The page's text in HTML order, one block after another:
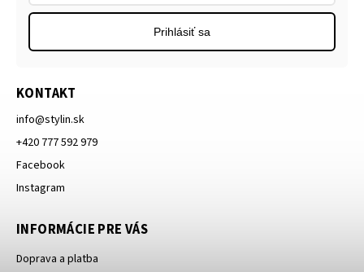
KONTAKT
info@stylin.sk
+420 777 592 979
Facebook
Instagram
INFORMÁCIE PRE VÁS
Doprava a platba
Prihlásiť sa